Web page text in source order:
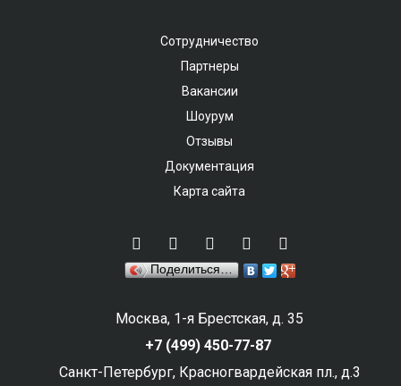
Сотрудничество
Партнеры
Вакансии
Шоурум
Отзывы
Документация
Карта сайта
Поделиться…
Москва, 1-я Брестская, д. 35
+7 (499) 450-77-87
Санкт-Петербург, Красногвардейская пл., д.3